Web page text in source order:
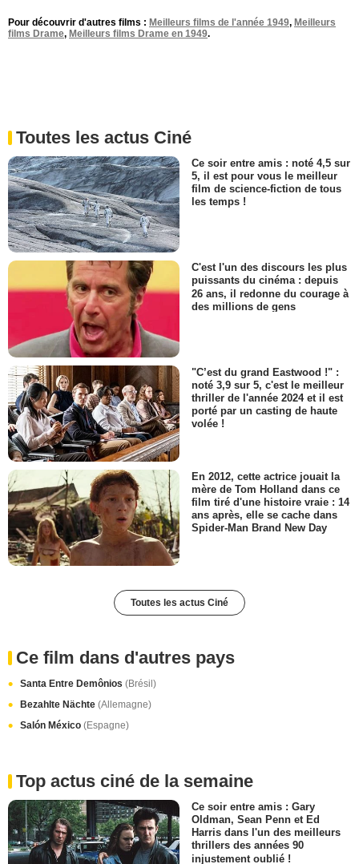
Pour découvrir d'autres films : Meilleurs films de l'année 1949, Meilleurs
films Drame, Meilleurs films Drame en 1949.
Toutes les actus Ciné
Ce soir entre amis : noté 4,5 sur
5, il est pour vous le meilleur
film de science-fiction de tous
les temps !
C'est l'un des discours les plus
puissants du cinéma : depuis
26 ans, il redonne du courage à
des millions de gens
"C’est du grand Eastwood !" :
noté 3,9 sur 5, c'est le meilleur
thriller de l'année 2024 et il est
porté par un casting de haute
volée !
En 2012, cette actrice jouait la
mère de Tom Holland dans ce
film tiré d'une histoire vraie : 14
ans après, elle se cache dans
Spider-Man Brand New Day
Toutes les actus Ciné
Ce film dans d'autres pays
Santa Entre Demônios (Brésil)
Bezahlte Nächte (Allemagne)
Salón México (Espagne)
Top actus ciné de la semaine
Ce soir entre amis : Gary
Oldman, Sean Penn et Ed
Harris dans l'un des meilleurs
thrillers des années 90
injustement oublié !